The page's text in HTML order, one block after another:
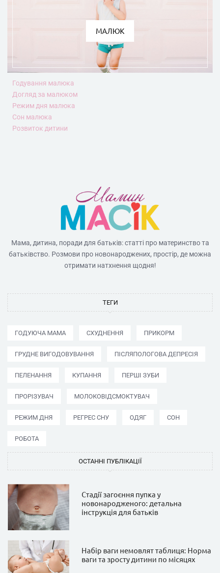
МАЛЮК
Годування малюка
Догляд за малюком
Режим дня малюка
Сон малюка
Розвиток дитини
Мама, дитина, поради для батьків: статті про материнство та
батьківство. Розмови про новонароджених, простір, де можна
отримати натхнення щодня!
ТЕГИ
ГОДУЮЧА МАМА СХУДНЕННЯ ПРИКОРМ
ГРУДНЕ ВИГОДОВУВАННЯ ПІСЛЯПОЛОГОВА ДЕПРЕСІЯ
ПЕЛЕНАННЯ КУПАННЯ ПЕРШІ ЗУБИ
ПРОРІЗУВАЧ МОЛОКОВІДСМОКТУВАЧ
РЕЖИМ ДНЯ РЕГРЕС СНУ ОДЯГ СОН
РОБОТА
ОСТАННІ ПУБЛІКАЦІЇ
Стадії загоєння пупка у
новонародженого: детальна
інструкція для батьків
Набір ваги немовлят таблиця: Норма
ваги та зросту дитини по місяцях